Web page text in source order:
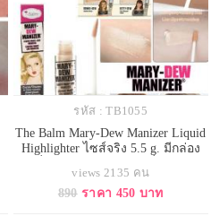
รหัส : TB1055
The Balm Mary-Dew Manizer Liquid
Highlighter ไซส์จริง 5.5 g. มีกล่อง
ขึ้นแท่นเป็นอันดับหนึ่งในใจของ
สาวๆมายาวนาน มาใหม่ในรูปแบบ
views 2135 คน
890 ราคา 450 บาท